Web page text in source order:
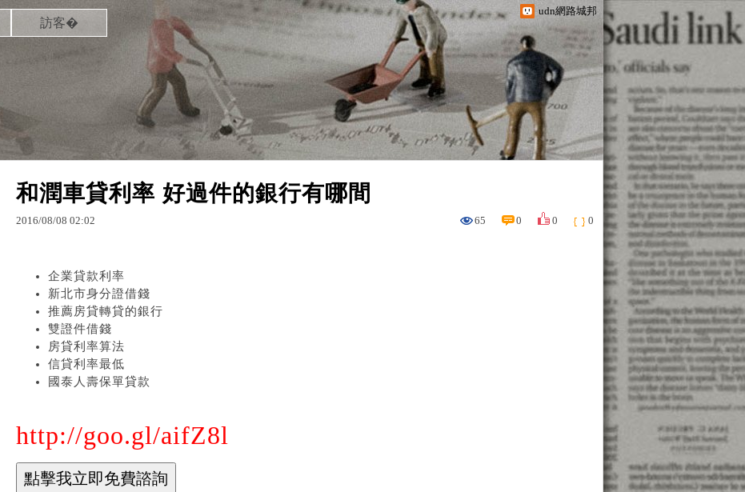
udn網路城邦
訪客�
和潤車貸利率 好過件的銀行有哪間
2016/08/08 02:02 65 0 0 0
企業貸款利率
新北市身分證借錢
推薦房貸轉貸的銀行
雙證件借錢
房貸利率算法
信貸利率最低
國泰人壽保單貸款
http://goo.gl/aifZ8l